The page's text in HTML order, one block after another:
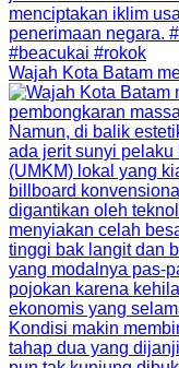
Wajah Kota Batam